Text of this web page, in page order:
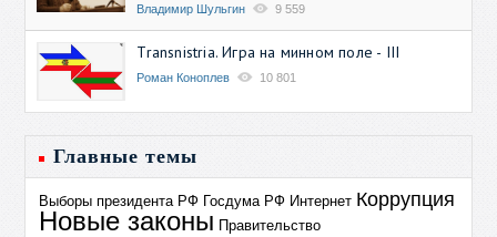
Владимир Шульгин 9 559
Transnistria. Игра на минном поле - III
Роман Коноплев 10 801
Главные темы
Выборы президента РФ Госдума РФ Интернет Коррупция
Новые законы Правительство